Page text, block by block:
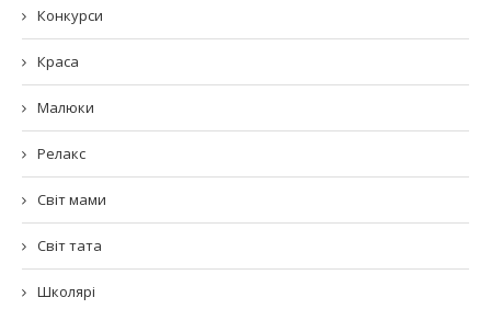
Конкурси
Краса
Малюки
Релакс
Світ мами
Світ тата
Школярі